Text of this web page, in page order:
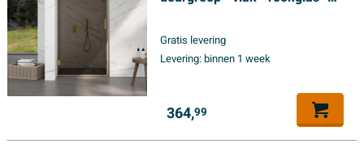
Gratis levering
Levering:binnen 1 week
364,99